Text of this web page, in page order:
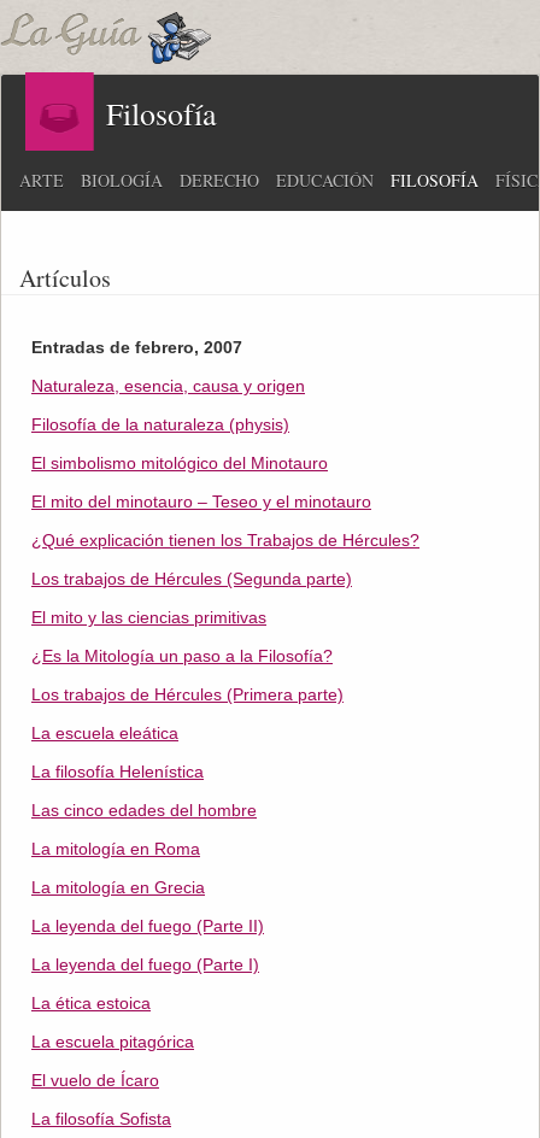
Filosofía
ARTE BIOLOGÍA DERECHO EDUCACIÓN FILOSOFÍA
Artículos
Entradas de febrero, 2007
Naturaleza, esencia, causa y origen
Filosofía de la naturaleza (physis)
El simbolismo mitológico del Minotauro
El mito del minotauro – Teseo y el minotauro
¿Qué explicación tienen los Trabajos de Hércules?
Los trabajos de Hércules (Segunda parte)
El mito y las ciencias primitivas
¿Es la Mitología un paso a la Filosofía?
Los trabajos de Hércules (Primera parte)
La escuela eleática
La filosofía Helenística
Las cinco edades del hombre
La mitología en Roma
La mitología en Grecia
La leyenda del fuego (Parte II)
La leyenda del fuego (Parte I)
La ética estoica
La escuela pitagórica
El vuelo de Ícaro
La filosofía Sofista